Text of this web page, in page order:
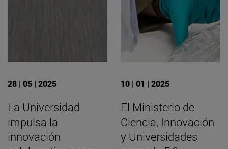
28 | 05 | 2025
La Universidad
impulsa la
innovación
10 | 01 | 2025
El Ministerio de
Ciencia, Innovación
y Universidades